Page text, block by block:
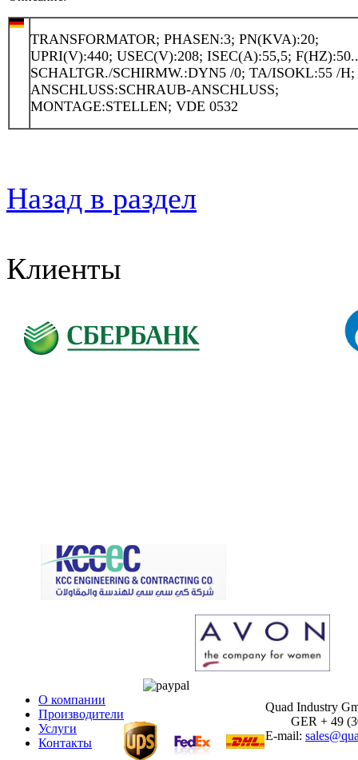
TRANSFORMATOR; PHASEN:3; PN(KVA):20;
UPRI(V):440; USEC(V):208; ISEC(A):55,5;
SCHALTGR./SCHIRMW.:DYN5 /0; TA/ISOKL:55 /H;
ANSCHLUSS:SCHRAUB-ANSCHLUSS;
MONTAGE:STELLEN; VDE 0532
Назад в раздел
Клиенты
О компании
Производители
Услуги
Контакты
Quad Industry
GER + 49
E-mail: